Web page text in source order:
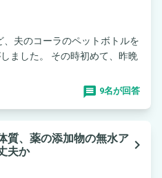
ました。 その時初めて、昨晩
9名が回答
質、薬の添加物の無水ア
夫か
navigate_next